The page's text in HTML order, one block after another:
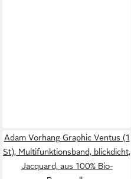
Adam Vorhang Graphic Ventus (1
St), Multifunktionsband, blickdicht,
Jacquard, aus 100% Bio-